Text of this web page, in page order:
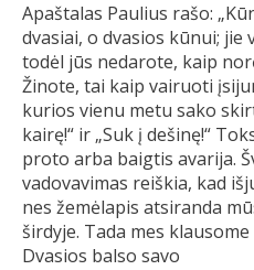
Apaštalas Paulius rašo:
dvasiai, o dvasios kūnui; jie
todėl jūs nedarote, kaip
Žinote, tai kaip vairuoti
kurios vienu metu sako
kairę!“ ir „Suk į dešinę!“
proto arba baigtis avarija.
vadovavimas reiškia, kad
nes žemėlapis atsiranda
širdyje. Tada mes
Dvasios balso savo